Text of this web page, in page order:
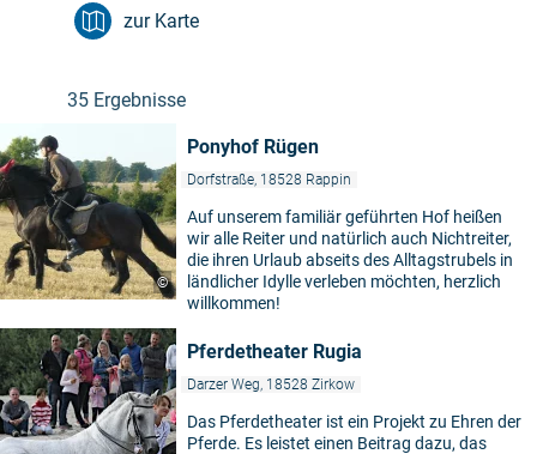
zur Karte
35 Ergebnisse
©
Ponyhof Rügen
Dorfstraße, 18528 Rappin
Auf unserem familiär geführten Hof heißen
wir alle Reiter und natürlich auch Nichtreiter,
die ihren Urlaub abseits des Alltagstrubels in
ländlicher Idylle verleben möchten, herzlich
willkommen!
Pferdetheater Rugia
Darzer Weg, 18528 Zirkow
Das Pferdetheater ist ein Projekt zu Ehren der
Pferde. Es leistet einen Beitrag dazu, das